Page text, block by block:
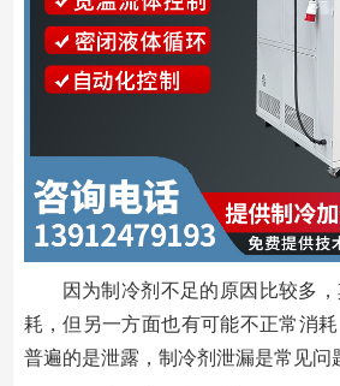
因为制冷剂不足的原因比较多
耗，但另一方面也有可能不正常消
普遍的是泄露，制冷剂泄漏是常见问